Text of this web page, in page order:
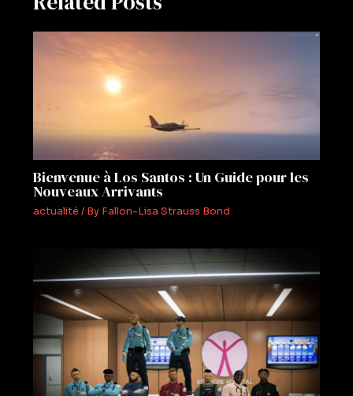
Bienvenue à Los Santos : Un Guide pour les
Nouveaux Arrivants
actualité / By Fallon-Lisa Strauss Bond